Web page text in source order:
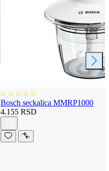
Bosch seckalica MMRP1000
4.155 RSD